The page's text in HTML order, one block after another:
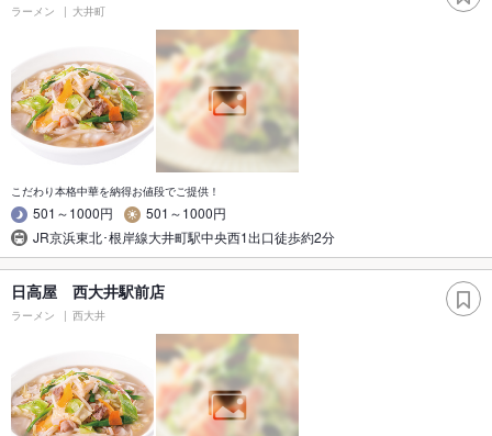
ラーメン 大井町
こだわり本格中華を納得お値段でご提供！
501～1000円
501～1000円
JR京浜東北･根岸線大井町駅中央西1出口徒歩約2分
日高屋 西大井駅前店
ラーメン 西大井